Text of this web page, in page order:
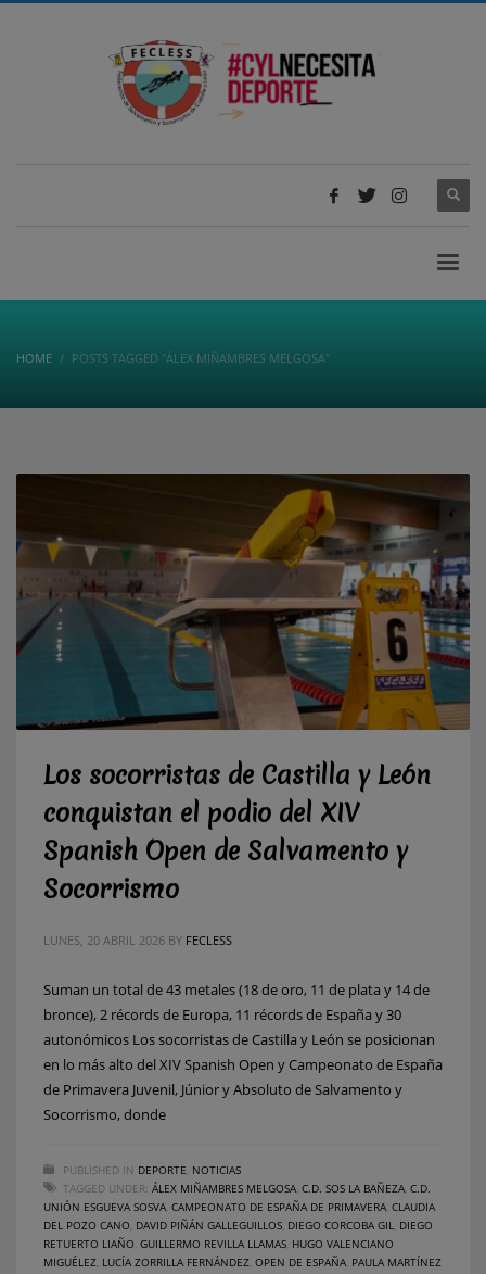
HOME POSTS TAGGED "ÁLEX MIÑAMBRES MELGOSA"
Los socorristas de Castilla y León
conquistan el podio del XIV
Spanish Open de Salvamento y
Socorrismo
LUNES, 20 ABRIL 2026 BY FECLESS
Suman un total de 43 metales (18 de oro, 11 de plata y 14 de
bronce), 2 récords de Europa, 11 récords de España y 30
autonómicos Los socorristas de Castilla y León se posicionan
en lo más alto del XIV Spanish Open y Campeonato de España
de Primavera Juvenil, Júnior y Absoluto de Salvamento y
Socorrismo, donde
PUBLISHED IN DEPORTE NOTICIAS
TAGGED UNDER: ÁLEX MIÑAMBRES MELGOSA C.D. SOS LA BAÑEZA C.D.
UNIÓN ESGUEVA SOSVA CAMPEONATO DE ESPAÑA DE PRIMAVERA CLAUDIA
DEL POZO CANO DAVID PIÑÁN GALLEGUILLOS DIEGO CORCOBA GIL
DIEGO
RETUERTO LIAÑO GUILLERMO REVILLA LLAMAS HUGO VALENCIANO
MIGUÉLEZ LUCÍA ZORRILLA FERNÁNDEZ OPEN DE ESPAÑA PAULA MARTÍNEZ